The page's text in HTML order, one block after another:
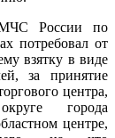
России по
потребовал от
взятку в виде
за принятие
центра,
города
центре,